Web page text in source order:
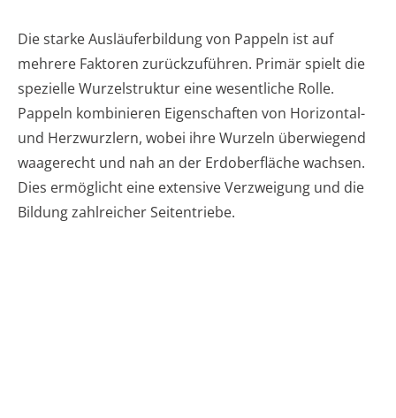
Die starke Ausläuferbildung von Pappeln ist auf
mehrere Faktoren zurückzuführen. Primär spielt die
spezielle Wurzelstruktur eine wesentliche Rolle.
Pappeln kombinieren Eigenschaften von Horizontal-
und Herzwurzlern, wobei ihre Wurzeln überwiegend
waagerecht und nah an der Erdoberfläche wachsen.
Dies ermöglicht eine extensive Verzweigung und die
Bildung zahlreicher Seitentriebe.